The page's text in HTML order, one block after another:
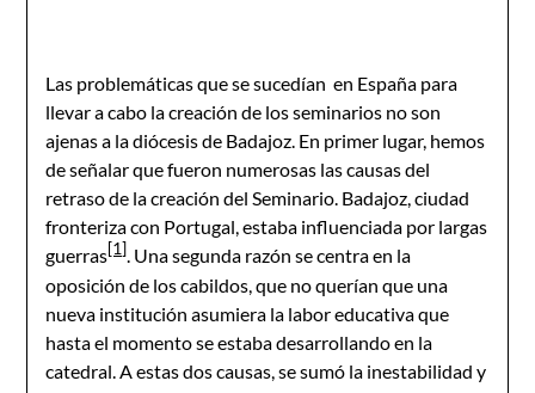
Las problemáticas que se sucedían en España para
llevar a cabo la creación de los seminarios no son
ajenas a la diócesis de Badajoz. En primer lugar, hemos
de señalar que fueron numerosas las causas del
retraso de la creación del Seminario. Badajoz, ciudad
fronteriza con Portugal, estaba influenciada por largas
guerras[1]. Una segunda razón se centra en la
oposición de los cabildos, que no querían que una
nueva institución asumiera la labor educativa que
hasta el momento se estaba desarrollando en la
catedral. A estas dos causas, se sumó la inestabilidad y